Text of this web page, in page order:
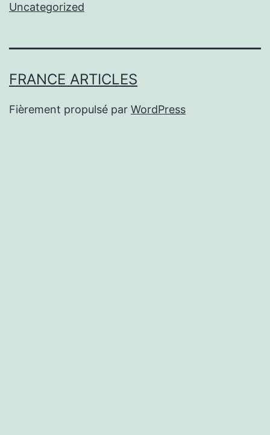
Uncategorized
FRANCE ARTICLES
Fièrement propulsé par WordPress